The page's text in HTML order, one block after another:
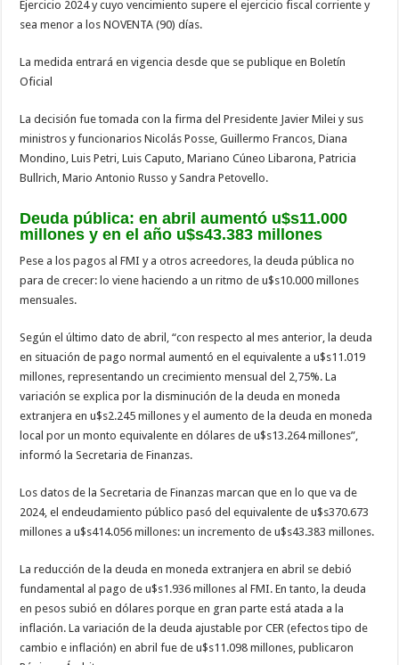
Ejercicio 2024 y cuyo vencimiento supere el ejercicio fiscal corriente y
sea menor a los NOVENTA (90) días.
La medida entrará en vigencia desde que se publique en Boletín
Oficial
La decisión fue tomada con la firma del Presidente Javier Milei y sus
ministros y funcionarios Nicolás Posse, Guillermo Francos, Diana
Mondino, Luis Petri, Luis Caputo, Mariano Cúneo Libarona, Patricia
Bullrich, Mario Antonio Russo y Sandra Petovello.
Deuda pública: en abril aumentó u$s11.000
millones y en el año u$s43.383 millones
Pese a los pagos al FMI y a otros acreedores, la deuda pública no
para de crecer: lo viene haciendo a un ritmo de u$s10.000 millones
mensuales.
Según el último dato de abril, “con respecto al mes anterior, la deuda
en situación de pago normal aumentó en el equivalente a u$s11.019
millones, representando un crecimiento mensual del 2,75%. La
variación se explica por la disminución de la deuda en moneda
extranjera en u$s2.245 millones y el aumento de la deuda en moneda
local por un monto equivalente en dólares de u$s13.264 millones”,
informó la Secretaria de Finanzas.
Los datos de la Secretaria de Finanzas marcan que en lo que va de
2024, el endeudamiento público pasó del equivalente de u$s370.673
millones a u$s414.056 millones: un incremento de u$s43.383 millones.
La reducción de la deuda en moneda extranjera en abril se debió
fundamental al pago de u$s1.936 millones al FMI. En tanto, la deuda
en pesos subió en dólares porque en gran parte está atada a la
inflación. La variación de la deuda ajustable por CER (efectos tipo de
cambio e inflación) en abril fue de u$s11.098 millones, publicaron